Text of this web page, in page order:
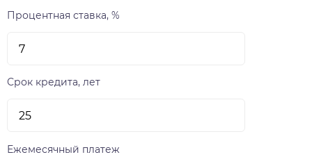
Процентная ставка, %
Срок кредита, лет
Ежемесячный платеж